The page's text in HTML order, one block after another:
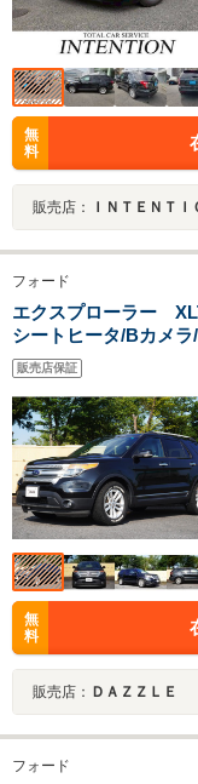
無
料
販売店： ＩＮＴＥＮＴＩ
フォード
エクスプローラー
シートヒータ/Bカメ
ー/HIDヘッドライト/
トリー/オートエアコン/
販売店保証
無
料
販売店： ＤＡＺＺＬＥ
フォード